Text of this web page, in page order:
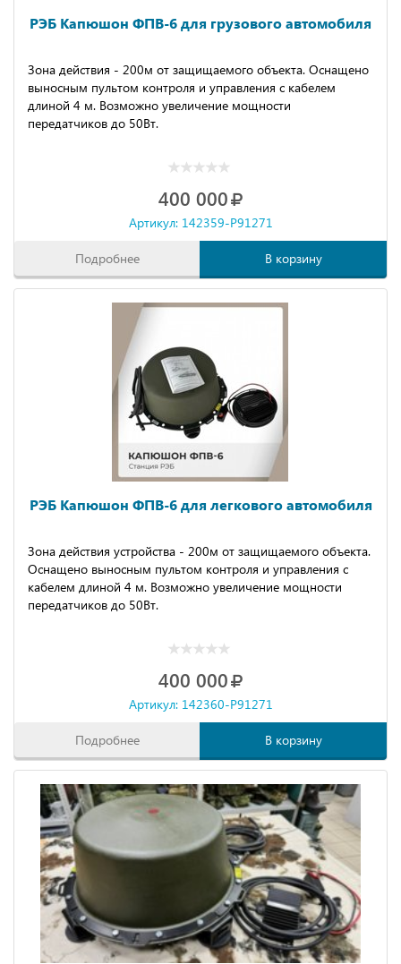
РЭБ Капюшон ФПВ-6 для грузового автомобиля
Зона действия - 200м от защищаемого объекта. Оснащено
выносным пультом контроля и управления с кабелем
длиной 4 м. Возможно увеличение мощности
передатчиков до 50Вт.
400 000
Артикул: 142359-P91271
Подробнее В корзину
РЭБ Капюшон ФПВ-6 для легкового автомобиля
Зона действия устройства - 200м от защищаемого объекта.
Оснащено выносным пультом контроля и управления с
кабелем длиной 4 м. Возможно увеличение мощности
передатчиков до 50Вт.
400 000
Артикул: 142360-P91271
Подробнее В корзину